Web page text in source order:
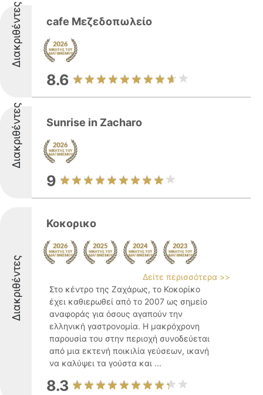
Διακριθέντες cafe Μεζεδοπωλείο
8.6
Διακριθέντες Sunrise in Zacharo
9
Διακριθέντες
Κοκορικο
Δείτε περισσότερα >>
Στο κέντρο της Ζαχάρως, το Κοκορίκο
έχει καθιερωθεί από το 2007 ως σημείο
αναφοράς για όσους αγαπούν την
ελληνική γαστρονομία. Η μακρόχρονη
παρουσία του στην περιοχή συνοδεύεται
από μια εκτενή ποικιλία γεύσεων, ικανή
να καλύψει τα γούστα και ...
8.3